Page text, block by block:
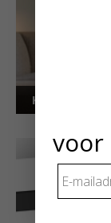
Kunstuitleen
voor